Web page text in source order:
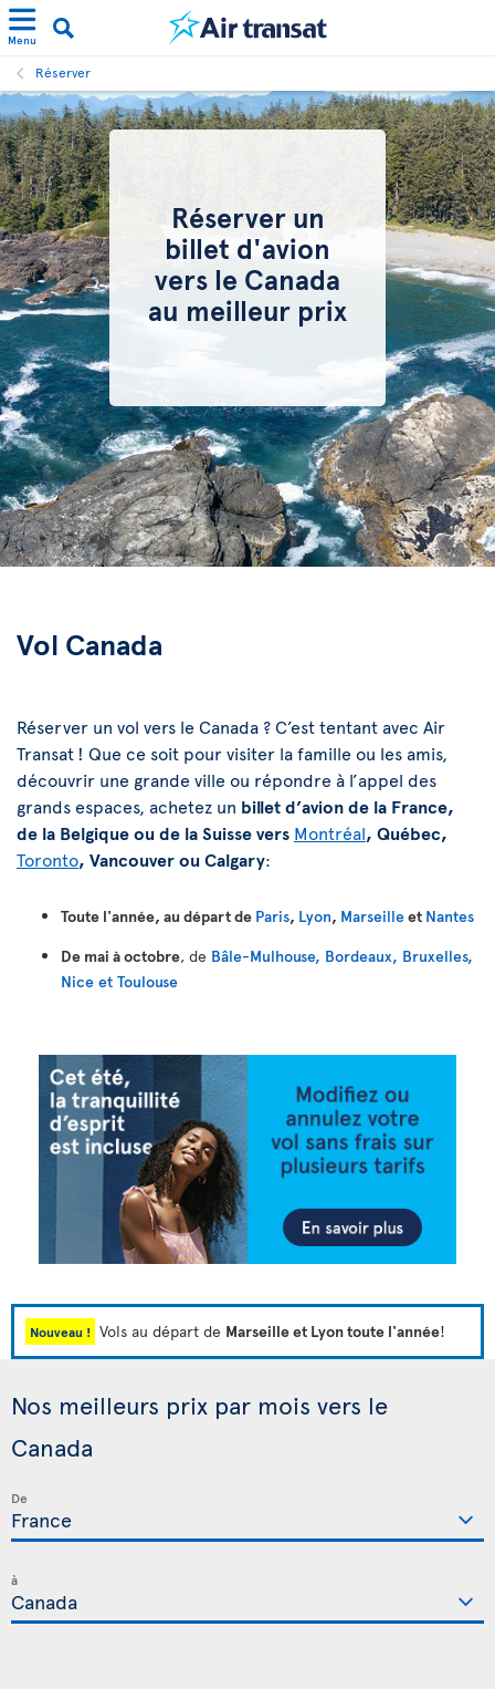
Menu
Réserver
Réserver un
billet d'avion
vers le Canada
au meilleur prix
Vol Canada
Réserver un vol vers le Canada ? C’est tentant avec Air
Transat ! Que ce soit pour visiter la famille ou les amis,
découvrir une grande ville ou répondre à l’appel des
grands espaces, achetez un billet d’avion de la France,
de la Belgique ou de la Suisse vers Montréal, Québec,
Toronto, Vancouver ou Calgary:
Toute l'année, au départ de Paris, Lyon, Marseilleet Nantes
De mai à octobre, de Bâle-Mulhouse, Bordeaux, Bruxelles,
Nice et Toulouse
Nouveau ! Vols au départ de Marseille et Lyon toute l'année!
Nos meilleurs prix par mois vers le
Canada
De
à